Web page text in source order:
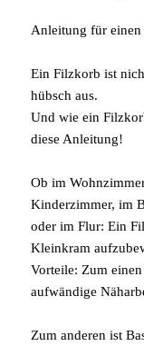
Anleitung für
Ein Filzkorb ist
hübsch aus.
Und wie ein
diese Anleitung!
Ob im
Kinderzimmer, im
oder im Flur: Ein
Kleinkram
Vorteile: Zum
aufwändige
Zum anderen ist